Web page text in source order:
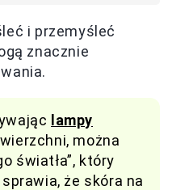
i przemyśleć
znacznie
lampy
można
światła”, który
że skóra na